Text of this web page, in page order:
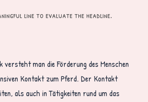
line to evaluate the headline.
versteht man die Förderung des Menschen
Kontakt zum Pferd. Der Kontakt
als auch in Tätigkeiten rund um das